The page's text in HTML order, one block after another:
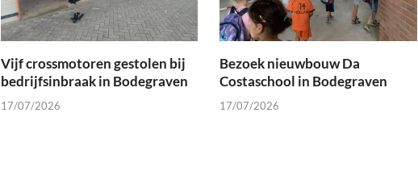
Vijf crossmotoren gestolen bij
bedrijfsinbraak in Bodegraven
17/07/2026
Bezoek nieuwbouw Da
Costaschool in Bodegraven
17/07/2026